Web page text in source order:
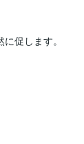
促します。